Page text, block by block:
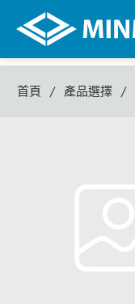
首頁 產品選擇
DC-DC 電源轉換器